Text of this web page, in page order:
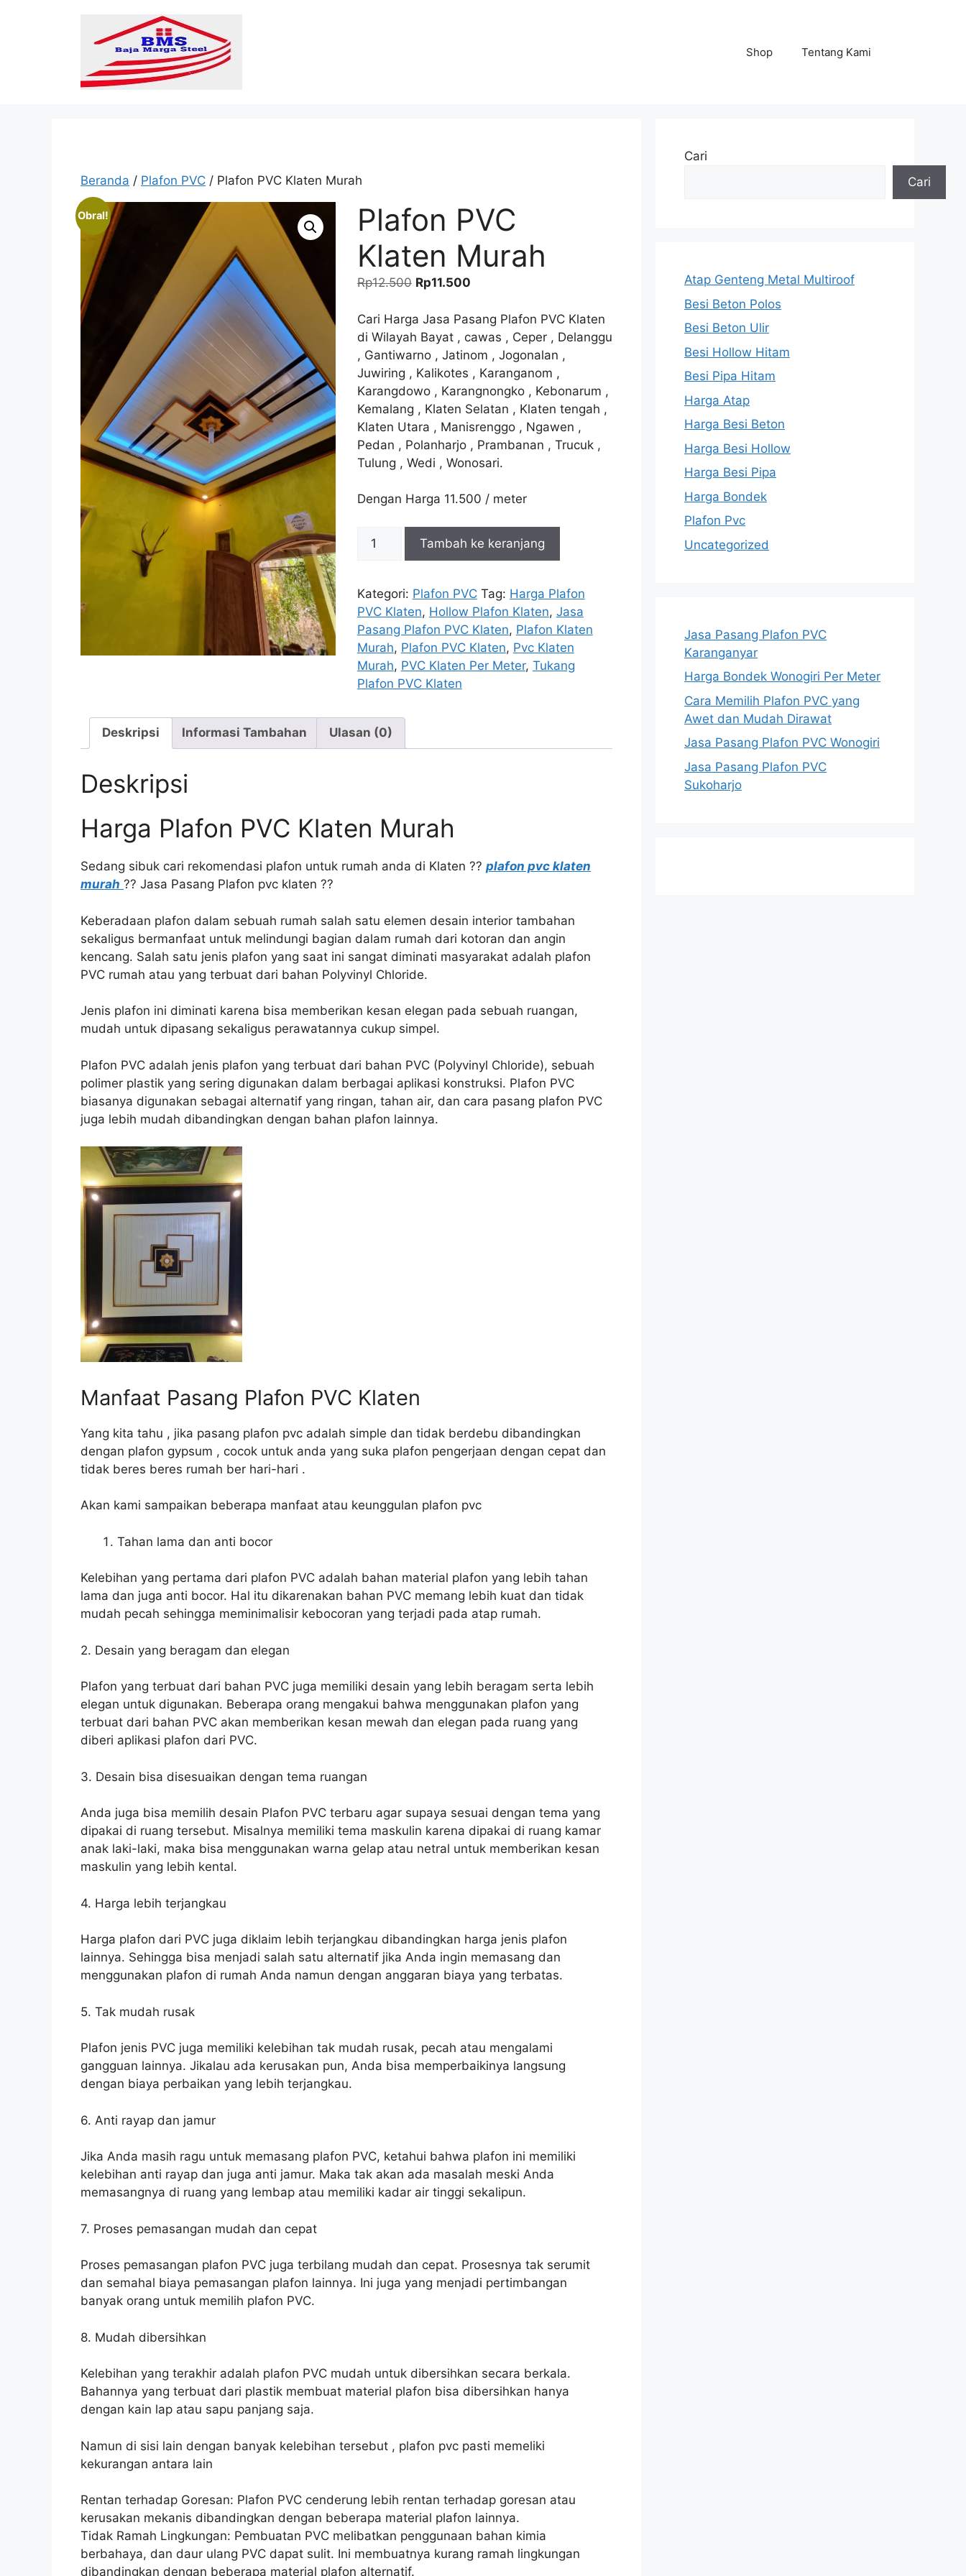
Shop Tentang Kami
Beranda / Plafon PVC / Plafon PVC Klaten Murah
Obral!
Plafon PVC
Klaten Murah
Rp12.500 Harga
adalah:
Rp12.500.
Rp11.500Harga
ini
adalah:
Rp11.500.
Cari Harga Jasa Pasang Plafon PVC Klaten
di Wilayah Bayat , cawas , Ceper , Delanggu
, Gantiwarno , Jatinom , Jogonalan ,
Juwiring , Kalikotes , Karanganom ,
Karangdowo , Karangnongko , Kebonarum ,
Kemalang , Klaten Selatan , Klaten tengah ,
Klaten Utara , Manisrenggo , Ngawen ,
Pedan , Polanharjo , Prambanan , Trucuk ,
Tulung , Wedi , Wonosari.
Dengan Harga 11.500 / meter
Plafon
Klaten
Murah
Tambah ke keranjang
Kategori: Plafon PVC Tag: Harga Plafon
PVC Klaten, Hollow Plafon Klaten, Jasa
Pasang Plafon PVC Klaten, Plafon Klaten
Murah, Plafon PVC Klaten, Pvc Klaten
Murah, PVC Klaten Per Meter, Tukang
Plafon PVC Klaten
Deskripsi Informasi Tambahan Ulasan (0)
Deskripsi
Harga Plafon PVC Klaten Murah
Sedang sibuk cari rekomendasi plafon untuk rumah anda di Klaten ?? plafon pvc klaten
murah ?? Jasa Pasang Plafon pvc klaten ??
Keberadaan plafon dalam sebuah rumah salah satu elemen desain interior tambahan
sekaligus bermanfaat untuk melindungi bagian dalam rumah dari kotoran dan angin
kencang. Salah satu jenis plafon yang saat ini sangat diminati masyarakat adalah plafon
PVC rumah atau yang terbuat dari bahan Polyvinyl Chloride.
Jenis plafon ini diminati karena bisa memberikan kesan elegan pada sebuah ruangan,
mudah untuk dipasang sekaligus perawatannya cukup simpel.
Plafon PVC adalah jenis plafon yang terbuat dari bahan PVC (Polyvinyl Chloride), sebuah
polimer plastik yang sering digunakan dalam berbagai aplikasi konstruksi. Plafon PVC
biasanya digunakan sebagai alternatif yang ringan, tahan air, dan cara pasang plafon PVC
juga lebih mudah dibandingkan dengan bahan plafon lainnya.
Manfaat Pasang Plafon PVC Klaten
Yang kita tahu , jika pasang plafon pvc adalah simple dan tidak berdebu dibandingkan
dengan plafon gypsum , cocok untuk anda yang suka plafon pengerjaan dengan cepat dan
tidak beres beres rumah ber hari-hari .
Akan kami sampaikan beberapa manfaat atau keunggulan plafon pvc
Tahan lama dan anti bocor
Kelebihan yang pertama dari plafon PVC adalah bahan material plafon yang lebih tahan
lama dan juga anti bocor. Hal itu dikarenakan bahan PVC memang lebih kuat dan tidak
mudah pecah sehingga meminimalisir kebocoran yang terjadi pada atap rumah.
2. Desain yang beragam dan elegan
Plafon yang terbuat dari bahan PVC juga memiliki desain yang lebih beragam serta lebih
elegan untuk digunakan. Beberapa orang mengakui bahwa menggunakan plafon yang
terbuat dari bahan PVC akan memberikan kesan mewah dan elegan pada ruang yang
diberi aplikasi plafon dari PVC.
3. Desain bisa disesuaikan dengan tema ruangan
Anda juga bisa memilih desain Plafon PVC terbaru agar supaya sesuai dengan tema yang
dipakai di ruang tersebut. Misalnya memiliki tema maskulin karena dipakai di ruang kamar
anak laki-laki, maka bisa menggunakan warna gelap atau netral untuk memberikan kesan
maskulin yang lebih kental.
4. Harga lebih terjangkau
Harga plafon dari PVC juga diklaim lebih terjangkau dibandingkan harga jenis plafon
lainnya. Sehingga bisa menjadi salah satu alternatif jika Anda ingin memasang dan
menggunakan plafon di rumah Anda namun dengan anggaran biaya yang terbatas.
5. Tak mudah rusak
Plafon jenis PVC juga memiliki kelebihan tak mudah rusak, pecah atau mengalami
gangguan lainnya. Jikalau ada kerusakan pun, Anda bisa memperbaikinya langsung
dengan biaya perbaikan yang lebih terjangkau.
6. Anti rayap dan jamur
Jika Anda masih ragu untuk memasang plafon PVC, ketahui bahwa plafon ini memiliki
kelebihan anti rayap dan juga anti jamur. Maka tak akan ada masalah meski Anda
memasangnya di ruang yang lembap atau memiliki kadar air tinggi sekalipun.
7. Proses pemasangan mudah dan cepat
Proses pemasangan plafon PVC juga terbilang mudah dan cepat. Prosesnya tak serumit
dan semahal biaya pemasangan plafon lainnya. Ini juga yang menjadi pertimbangan
banyak orang untuk memilih plafon PVC.
8. Mudah dibersihkan
Kelebihan yang terakhir adalah plafon PVC mudah untuk dibersihkan secara berkala.
Bahannya yang terbuat dari plastik membuat material plafon bisa dibersihkan hanya
dengan kain lap atau sapu panjang saja.
Namun di sisi lain dengan banyak kelebihan tersebut , plafon pvc pasti memeliki
kekurangan antara lain
Rentan terhadap Goresan: Plafon PVC cenderung lebih rentan terhadap goresan atau
kerusakan mekanis dibandingkan dengan beberapa material plafon lainnya.
Tidak Ramah Lingkungan: Pembuatan PVC melibatkan penggunaan bahan kimia
berbahaya, dan daur ulang PVC dapat sulit. Ini membuatnya kurang ramah lingkungan
dibandingkan dengan beberapa material plafon alternatif.
Cari
Cari
Atap Genteng Metal Multiroof
Besi Beton Polos
Besi Beton Ulir
Besi Hollow Hitam
Besi Pipa Hitam
Harga Atap
Harga Besi Beton
Harga Besi Hollow
Harga Besi Pipa
Harga Bondek
Plafon Pvc
Uncategorized
Jasa Pasang Plafon PVC
Karanganyar
Harga Bondek Wonogiri Per Meter
Cara Memilih Plafon PVC yang
Awet dan Mudah Dirawat
Jasa Pasang Plafon PVC Wonogiri
Jasa Pasang Plafon PVC
Sukoharjo